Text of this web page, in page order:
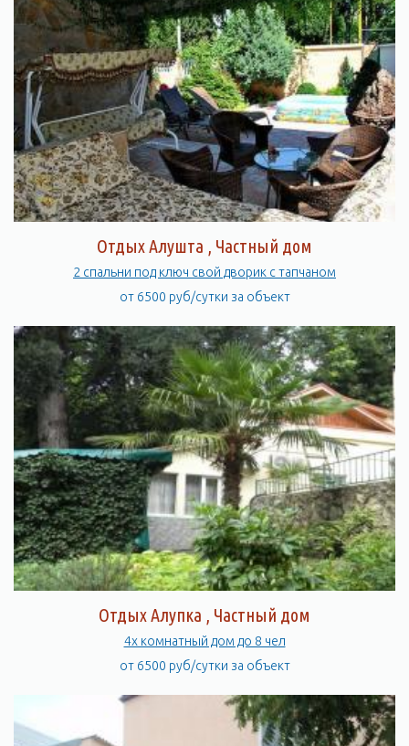
Отдых Алушта , Частный дом
2 спальни под ключ свой дворик с тапчаном
от 6500 руб/сутки за объект
Отдых Алупка , Частный дом
4х комнатный дом до 8 чел
от 6500 руб/сутки за объект